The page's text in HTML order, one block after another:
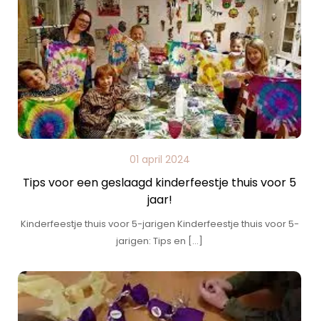
01 april 2024
Tips voor een geslaagd kinderfeestje thuis voor 5
jaar!
Kinderfeestje thuis voor 5-jarigen Kinderfeestje thuis voor 5-
jarigen: Tips en […]